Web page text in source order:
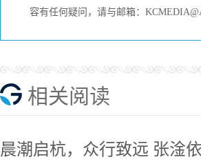
容有任何疑问，请与邮箱：
相关阅读
晨潮启杭，众行致远 张淦